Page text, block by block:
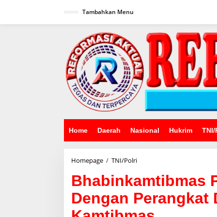
Tambahkan Menu
Home Daerah Nasional Hukrim TNI/
Homepage / TNI/PolriBhabinkamtibmas
Cikijing
Bersinergi
Dengan
Perangkat
Desa
Bhabinkamtibmas
Dengan Perangkat